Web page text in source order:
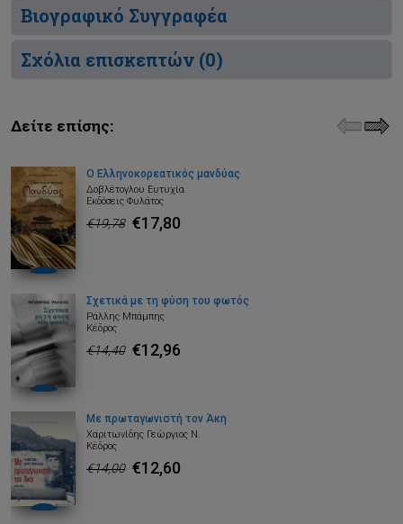
Βιογραφικό Συγγραφέα
Σχόλια επισκεπτών (0)
Δείτε επίσης:
Ο Ελληνοκορεατικός μανδύας
Δοβλέτογλου Ευτυχία
Εκδόσεις Φυλάτος
€19,78 €17,80
Σχετικά με τη φύση του φωτός
Ράλλης Μπάμπης
Κέδρος
€14,40 €12,96
Με πρωταγωνιστή τον Άκη
Χαριτωνίδης Γεώργιος Ν.
Κέδρος
€14,00 €12,60